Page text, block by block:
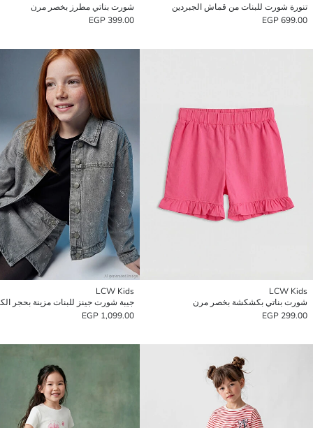
تنورة شورت للبنات من قماش الجبردين
699.00 EGP
شورت بناتي مطرز بخصر مرن
399.00 EGP
LCW Kids
شورت بناتي بكشكشة بخصر مرن
299.00 EGP
LCW Kids
جيبة شورت جينز للبنات مزينة بحجر
1,099.00 EGP